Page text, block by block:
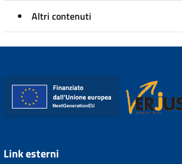
Altri contenuti
Link esterni